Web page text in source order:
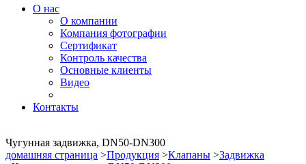
О нас
О компании
Компания фотографии
Сертификат
Контроль качества
Основные клиенты
Видео
Контакты
Чугунная задвижка, DN50-DN300
домашняя страница >Продукция >Клапаны >Задвижка